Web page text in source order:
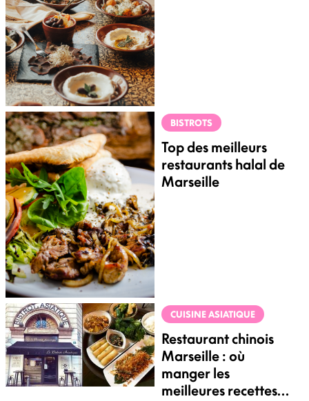
BISTROTS
Top des meilleurs
restaurants halal de
Marseille
CUISINE ASIATIQUE
Restaurant chinois
Marseille : où
manger les
meilleures recettes